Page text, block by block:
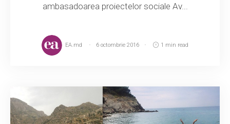
ambasadoarea proiectelor sociale Av...
EA.md 6 octombrie 2016 1 min read